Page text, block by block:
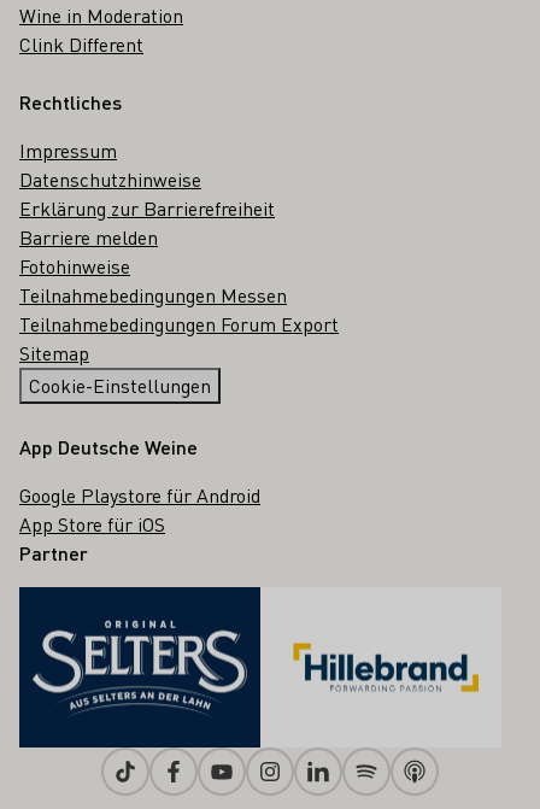
Wine in Moderation
Clink Different
Rechtliches
Impressum
Datenschutzhinweise
Erklärung zur Barrierefreiheit
Barriere melden
Fotohinweise
Teilnahmebedingungen Messen
Teilnahmebedingungen Forum Export
Sitemap
Cookie-Einstellungen
App Deutsche Weine
Google Playstore für Android
App Store für iOS
Partner
TiktokFacebookYoutubeInstagramLinkedinSpotifyApple